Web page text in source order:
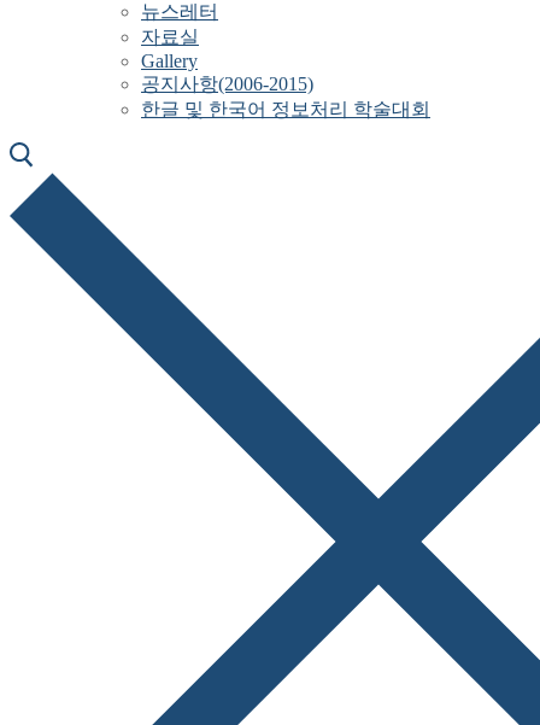
뉴스레터
자료실
Gallery
공지사항(2006-2015)
한글 및 한국어 정보처리 학술대회